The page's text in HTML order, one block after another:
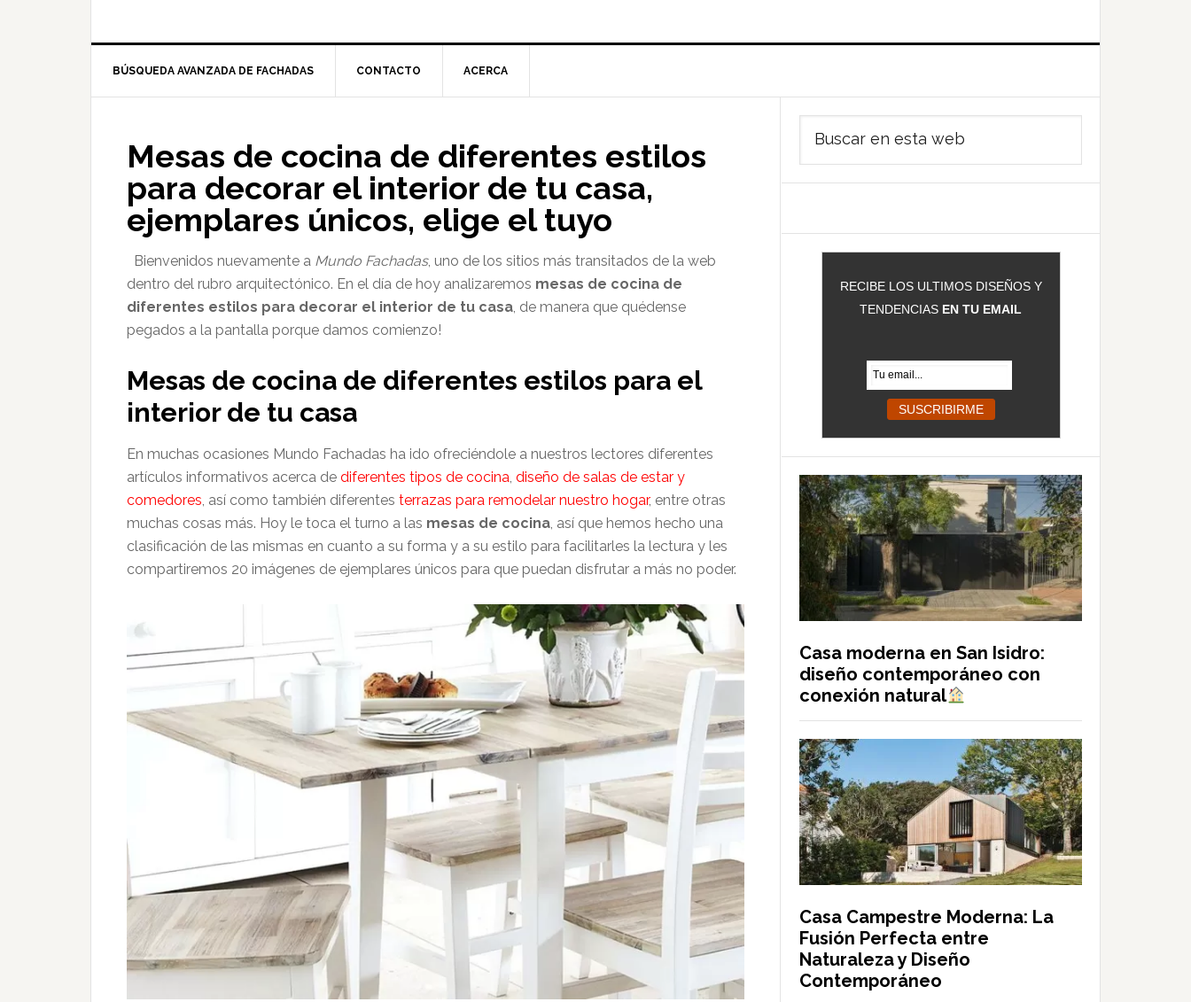
BÚSQUEDA AVANZADA DE FACHADAS CONTACTO ACERCA
Mesas de cocina de diferentes estilos
para decorar el interior de tu casa,
ejemplares únicos, elige el tuyo
Bienvenidos nuevamente a Mundo Fachadas, uno de los sitios más transitados de la web
dentro del rubro arquitectónico. En el día de hoy analizaremos mesas de cocina de
diferentes estilos para decorar el interior de tu casa, de manera que quédense
pegados a la pantalla porque damos comienzo!
Mesas de cocina de diferentes estilos para el
interior de tu casa
En muchas ocasiones Mundo Fachadas ha ido ofreciéndole a nuestros lectores diferentes
artículos informativos acerca de diferentes tipos de cocina, diseño de salas de estar y
comedores, así como también diferentes terrazas para remodelar nuestro hogar, entre otras
muchas cosas más. Hoy le toca el turno a las mesas de cocina, así que hemos hecho una
clasificación de las mismas en cuanto a su forma y a su estilo para facilitarles la lectura y les
compartiremos 20 imágenes de ejemplares únicos para que puedan disfrutar a más no poder.
Barra
lateral
principal
RECIBE LOS ULTIMOS DISEÑOS Y
TENDENCIAS EN TU EMAIL
Casa moderna en San Isidro:
diseño contemporáneo con
conexión natural
Casa Campestre Moderna: La
Fusión Perfecta entre
Naturaleza y Diseño
Contemporáneo